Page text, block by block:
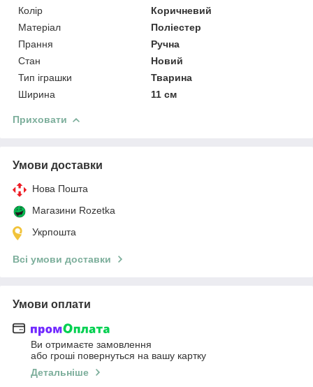
Колір
Коричневий
Матеріал
Поліестер
Прання
Ручна
Стан
Новий
Тип іграшки
Тварина
Ширина
11 см
Приховати
Умови доставки
Нова Пошта
Магазини Rozetka
Укрпошта
Всі умови доставки
Умови оплати
Ви отримаєте замовлення
або гроші повернуться на вашу картку
Детальніше